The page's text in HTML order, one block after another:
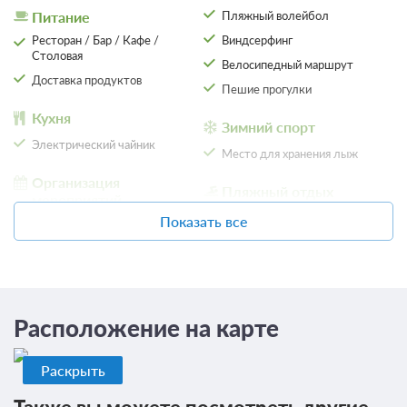
Завтрак
3 150
ЗА НОЧЬ ДЛЯ 1 ГОСТЯ
Питание
Ресторан / Бар / Кафе /
Столовая
Доставка продуктов
Кухня
Электрический чайник
Организация
мероприятий
На свежем воздухе
Терраса
Пляжный волейбол
Виндсерфинг
Велосипедный маршрут
Пешие прогулки
Зимний спорт
Место для хранения лыж
Пляж
Пляжный инвентарь
Галечный пляж
Показать все
Расположение на карте
Раскрыть